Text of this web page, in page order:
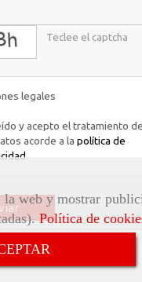
web y mostrar
Política de
captcha
legales
y acepto el tratamiento de
acorde a la política de